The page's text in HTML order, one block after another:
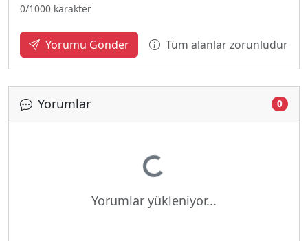
0/1000 karakter
Yorumu Gönder Tüm alanlar zorunludur
Yorumlar 0
Yükleniyor...
Yorumlar yükleniyor...